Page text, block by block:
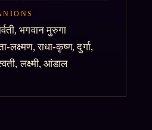
भगवान मुरुगा
लक्ष्मण, राधा-कृष्ण, दुर्गा,
लक्ष्मी, आंडाल